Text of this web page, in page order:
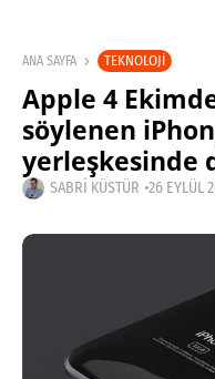
ANA SAYFA TEKNOLOJI
Apple 4
söylenen
yerleşkesinde
SABRI KÜSTÜR 26 EYLÜL